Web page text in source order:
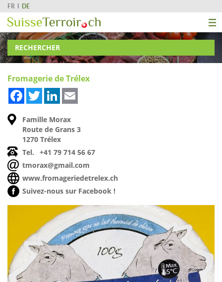
FR DE
RECHERCHER
Fromagerie de Trélex
FacebookTwitterLinkedIn
Famille Morax
Route de Grans 3
1270 Trélex
Tel.
+41 79 714 56 67
tmorax@gmail.com
www.fromageriedetrelex.ch
Suivez-nous sur Facebook !